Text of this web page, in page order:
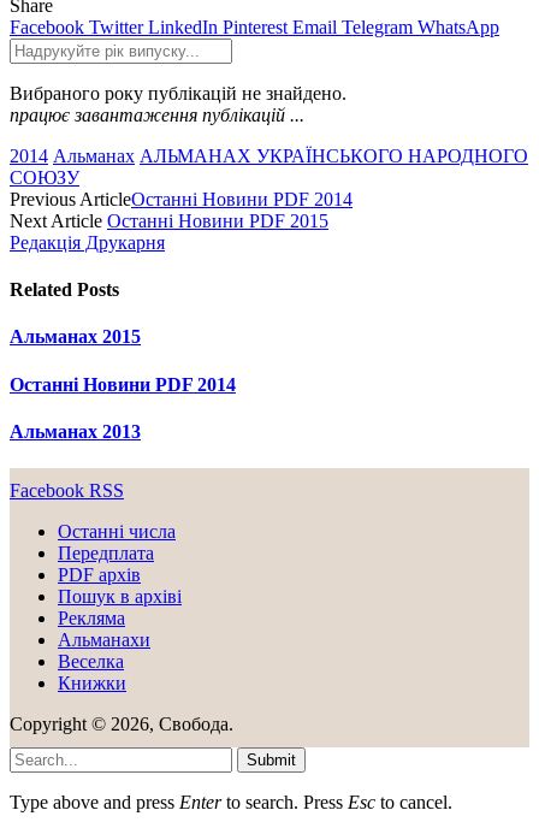
Share
Facebook Twitter LinkedIn Pinterest Email Telegram WhatsApp
Вибраного року публікацій не знайдено.
працює завантаження публікацій ...
2014 Альманах АЛЬМАНАХ УКРАЇНСЬКОГО НАРОДНОГО
СОЮЗУ
Previous ArticleОстанні Новини PDF 2014
Next Article Останні Новини PDF 2015
Редакція Друкарня
Related Posts
Альманах 2015
Останні Новини PDF 2014
Альманах 2013
Facebook RSS
Останні числа
Передплата
PDF aрхів
Пошук в архіві
Рекляма
Альманахи
Веселка
Книжки
Copyright © 2026, Свобода.
Submit
Type above and press Enterto search. Press Esc to cancel.